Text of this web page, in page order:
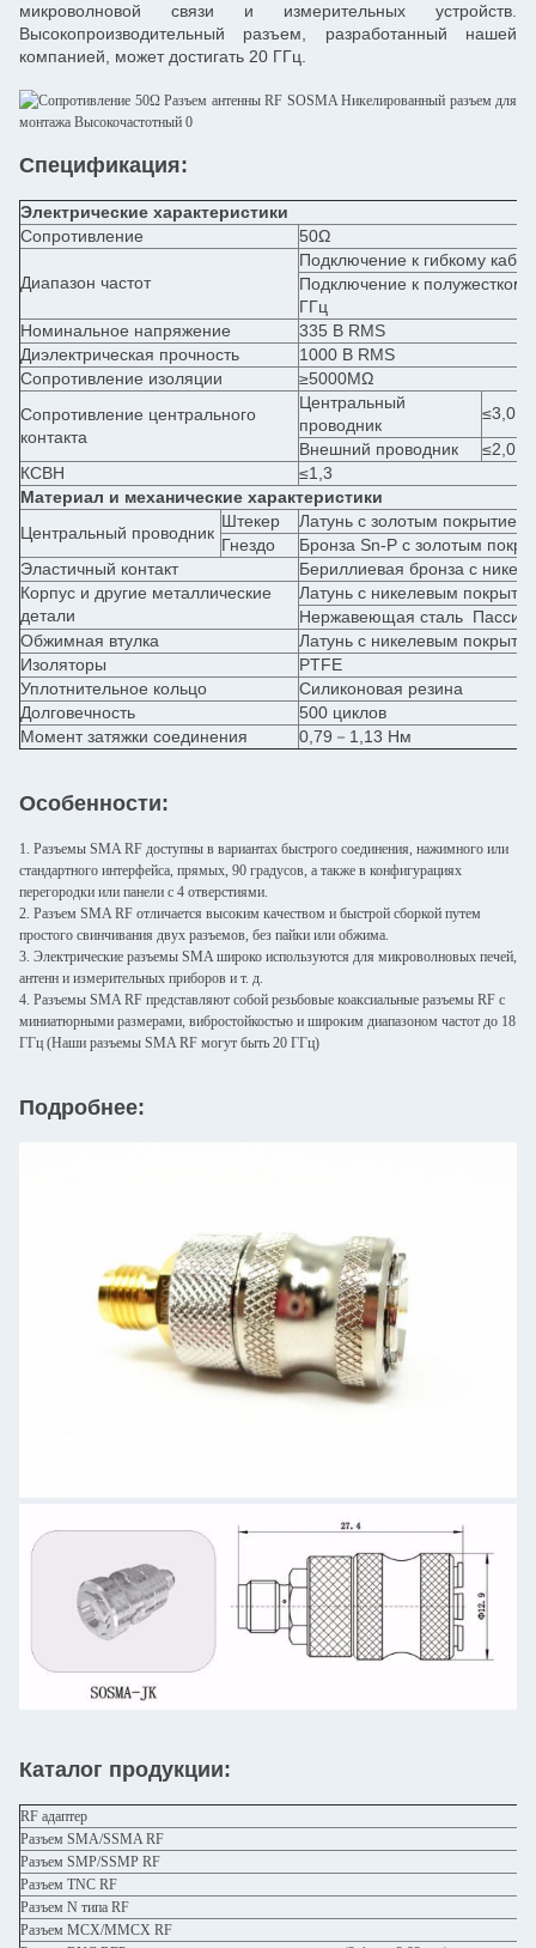
микроволновой связи и измерительных устройств.
Высокопроизводительный разъем, разработанный нашей
компанией, может достигать 20 ГГц.
Спецификация:
Электрические характеристики
Сопротивление
50Ω
Диапазон частот
Подключение к гибкому
Подключение к
ГГц
Номинальное напряжение
335 В RMS
Диэлектрическая прочность
1000 В RMS
Сопротивление изоляции
≥5000MΩ
Сопротивление центрального
контакта
Центральный
проводник
≤3,0
Внешний проводник
≤2,0
КСВН
≤1,3
Материал и механические характеристики
Центральный проводник
Штекер
Латунь с золотым покрытием
Гнездо
Бронза Sn-P с золотым
Эластичный контакт
Бериллиевая бронза с
Корпус и другие металлические
детали
Латунь с никелевым
Нержавеющая сталь
Обжимная втулка
Латунь с никелевым
Изоляторы
PTFE
Уплотнительное кольцо
Силиконовая резина
Долговечность
500 циклов
Момент затяжки соединения
0,79－1,13 Нм
Особенности:
1. Разъемы SMA RF доступны в вариантах быстрого соединения, нажимного или
стандартного интерфейса, прямых, 90 градусов, а также в конфигурациях
перегородки или панели с 4 отверстиями.
2. Разъем SMA RF отличается высоким качеством и быстрой сборкой путем
простого свинчивания двух разъемов, без пайки или обжима.
3. Электрические разъемы SMA широко используются для микроволновых печей,
антенн и измерительных приборов и т. д.
4. Разъемы SMA RF представляют собой резьбовые коаксиальные разъемы RF с
миниатюрными размерами, вибростойкостью и широким диапазоном частот до 18
ГГц (Наши разъемы SMA RF могут быть 20 ГГц)
Подробнее:
Каталог продукции:
RF адаптер
Разъем SMA/SSMA RF
Разъем SMP/SSMP RF
Разъем TNC RF
Разъем N типа RF
Разъем MCX/MMCX RF